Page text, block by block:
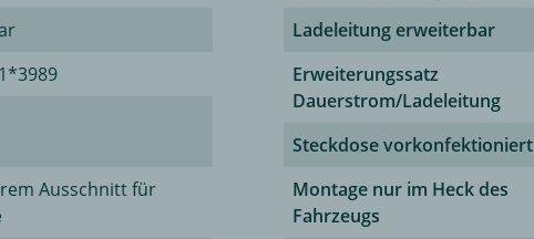
Ausschnitt für
Ladeleitung erweiterbar
Erweiterungssatz
Dauerstrom/Ladeleitung
Steckdose vorkonfektioniert
Montage nur im Heck des
Fahrzeugs